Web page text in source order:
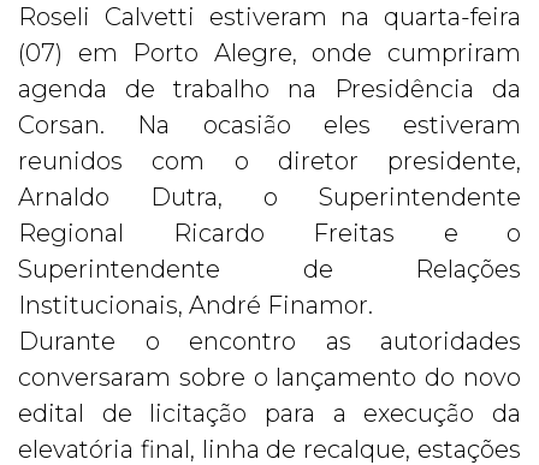
Roseli Calvetti estiveram na quarta-feira
(07) em Porto Alegre, onde cumpriram
agenda de trabalho na Presidência da
Corsan. Na ocasião eles estiveram
reunidos com o diretor presidente,
Arnaldo Dutra, o Superintendente
Regional Ricardo Freitas e o
Superintendente de Relações
Institucionais, André Finamor.
Durante o encontro as autoridades
conversaram sobre o lançamento do novo
edital de licitação para a execução da
elevatória final, linha de recalque, estações